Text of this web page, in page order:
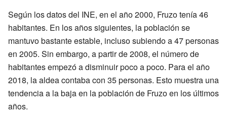
Según los datos del INE, en el año 2000, Fruzo tenía 46
habitantes. En los años siguientes, la población se
mantuvo bastante estable, incluso subiendo a 47 personas
en 2005. Sin embargo, a partir de 2008, el número de
habitantes empezó a disminuir poco a poco. Para el año
2018, la aldea contaba con 35 personas. Esto muestra una
tendencia a la baja en la población de Fruzo en los últimos
años.